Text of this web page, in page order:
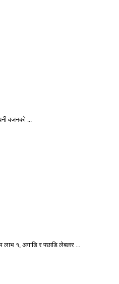
वजनको ...
लाभ १, अगाडि र पछाडि लेबलर ...